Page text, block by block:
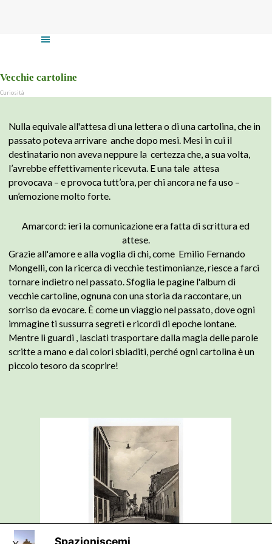
Vecchie cartoline
Curiosità
Nulla equivaleall'attesadi una lettera o di una cartolina, che in
passato poteva arrivare anche dopo mesi. Mesi in cui il
destinatario non aveva neppure la certezza che, a sua volta,
l’avrebbe effettivamente ricevuta. E una tale attesa
provocava – e provoca tutt’ora, per chi ancora ne fa uso –
un’emozionemolto forte.
Amarcord: ieri la comunicazione era fatta di scrittura ed
attese.
Grazie all'amore e alla voglia di chi, come Emilio Fernando
Mongelli,con la ricerca di vecchie testimonianze, riesce a farci
tornare indietro nel passato.Sfoglia le pagine l'album di
vecchie cartoline, ognuna con una storia da raccontare, un
sorriso da evocare. È come un viaggio nel passato, dove ogni
immagine ti sussurra segreti e ricordi di epoche lontane.
Mentre li guardi , lasciati trasportare dalla magia delle parole
scritte a mano e dai colori sbiaditi, perché ogni cartolina è un
piccolo tesoro da scoprire!
Spazioniscemi